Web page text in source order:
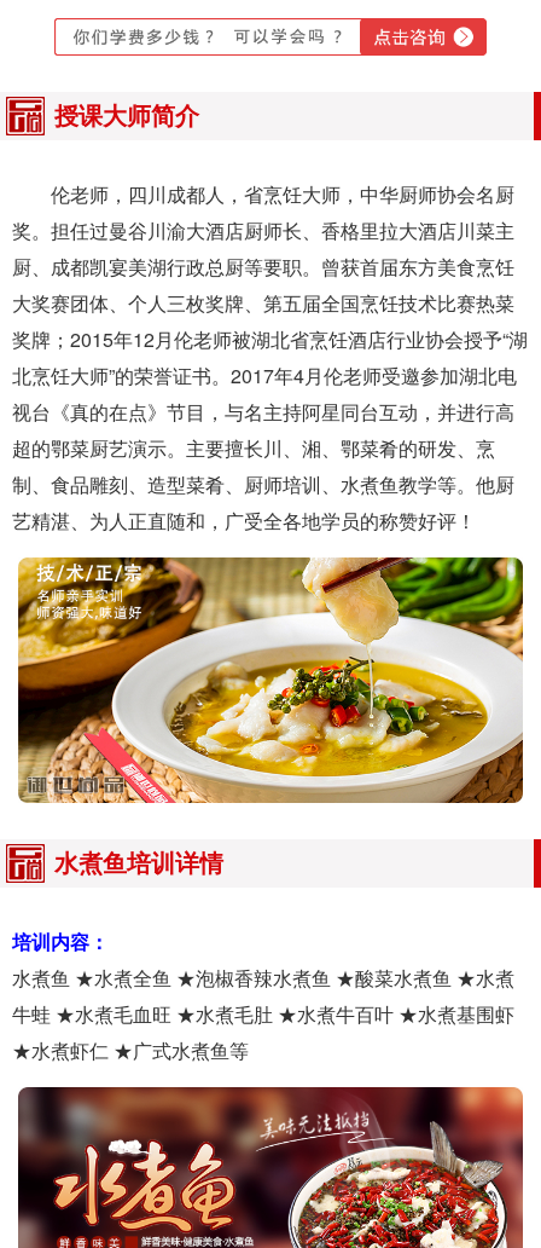
授课大师简介
伦老师，四川成都人，省烹饪大师，中华厨师协会名厨
奖。担任过曼谷川渝大酒店厨师长、香格里拉大酒店川菜主
厨、成都凯宴美湖行政总厨等要职。曾获首届东方美食烹饪
大奖赛团体、个人三枚奖牌、第五届全国烹饪技术比赛热菜
奖牌；2015年12月伦老师被湖北省烹饪酒店行业协会授予“湖
北烹饪大师”的荣誉证书。2017年4月伦老师受邀参加湖北电
视台《真的在点》节目，与名主持阿星同台互动，并进行高
超的鄂菜厨艺演示。主要擅长川、湘、鄂菜肴的研发、烹
制、食品雕刻、造型菜肴、厨师培训、水煮鱼教学等。他厨
艺精湛、为人正直随和，广受全各地学员的称赞好评！
水煮鱼培训详情
培训内容：
水煮鱼 ★水煮全鱼 ★泡椒香辣水煮鱼 ★酸菜水煮鱼 ★水煮
牛蛙 ★水煮毛血旺 ★水煮毛肚 ★水煮牛百叶 ★水煮基围虾
★水煮虾仁 ★广式水煮鱼等